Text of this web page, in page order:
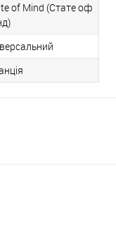
of Mind (Стате оф